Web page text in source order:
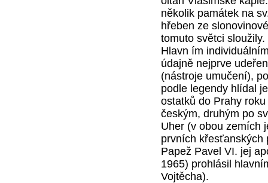
několik památek na
hřeben ze
tomuto světci sloužily.
Hlavn ím
údajně nejprve
(nástroje umučení),
podle legendy hlídal
ostatků do Prahy
českým, druhým po
Uher (v obou zemích
prvních křesťanských
Papež Pavel VI. jej
1965) prohlásil
Vojtěcha).